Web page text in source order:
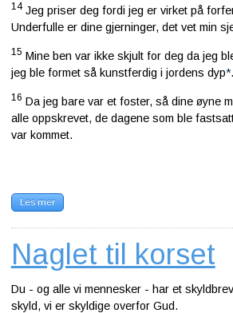
14 Jeg priser deg fordi jeg er virket på
Underfulle er dine gjerninger, det vet min
15 Mine ben var ikke skjult for deg da jeg
jeg ble formet så kunstferdig i jordens dyp*.
16 Da jeg bare var et foster, så dine øyne
alle oppskrevet, de dagene som ble
var kommet.
Les mer
Naglet til korset
Du - og alle vi mennesker - har et
skyld, vi er skyldige overfor Gud.